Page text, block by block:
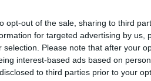
opt-out of the sale, sharing to third
for targeted advertising by us,
selection. Please note that after your
interest-based ads based on
to third parties prior to your
ottavi di finale dei
Il match, giocato
di 2-1 in favore degli